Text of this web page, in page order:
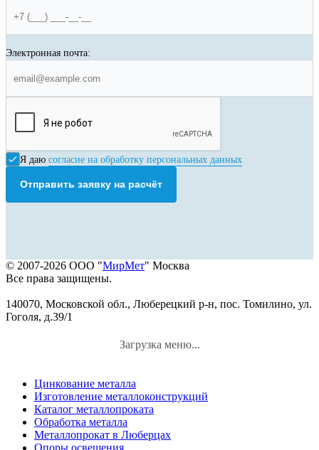
Электронная почта:
Я даю согласие на обработку персональных данных
Отправить заявку на расчёт
© 2007-2026 ООО "МирМет" Москва
Все права защищены.
140070, Московской обл., Люберецкий р-н, пос. Томилино, ул.
Гоголя, д.39/1
Загрузка меню...
Цинкование металла
Изготовление металлоконструкций
Каталог металлопроката
Обработка металла
Металлопрокат в Люберцах